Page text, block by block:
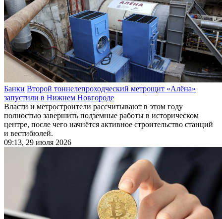
Банки Второй тоннелепроходческий метрощит «Алёна»
запустили в Нижнем Новгороде
Власти и метростроители рассчитывают в этом году
полностью завершить подземные работы в историческом
центре, после чего начнётся активное строительство станций
и вестибюлей.
09:13, 29 июля 2026